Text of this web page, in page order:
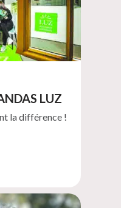
LUZ
la différence !